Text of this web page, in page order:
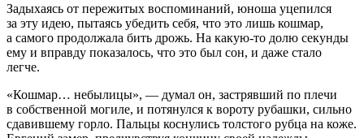
Задыхаясь от пережитых воспоминаний, юноша уцепился
за эту идею, пытаясь убедить себя, что это лишь кошмар,
а самого продолжала бить дрожь. На какую-то долю секунды
ему и вправду показалось, что это был сон, и даже стало
легче.
«Кошмар… небылицы», — думал он, застрявший по плечи
в собственной могиле, и потянулся к вороту рубашки, сильно
сдавившему горло. Пальцы коснулись толстого рубца на коже.